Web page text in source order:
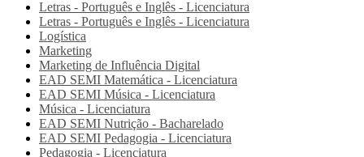
Letras - Português e Inglês - Licenciatura
Letras - Português e Inglês - Licenciatura
Logística
Marketing
Marketing de Influência Digital
EAD SEMI Matemática - Licenciatura
EAD SEMI Música - Licenciatura
Música - Licenciatura
EAD SEMI Nutrição - Bacharelado
EAD SEMI Pedagogia - Licenciatura
Pedagogia - Licenciatura